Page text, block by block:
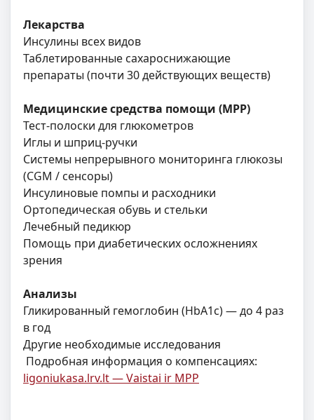
Лекарства
Инсулины всех видов
Таблетированные сахароснижающие
препараты (почти 30 действующих веществ)
Медицинские средства помощи (MPP)
Тест-полоски для глюкометров
Иглы и шприц-ручки
Системы непрерывного мониторинга глюкозы
(CGM / сенсоры)
Инсулиновые помпы и расходники
Ортопедическая обувь и стельки
Лечебный педикюр
Помощь при диабетических осложнениях
зрения
Анализы
Гликированный гемоглобин (HbA1c) — до 4 раз
в год
Другие необходимые исследования
Подробная информация о компенсациях:
ligoniukasa.lrv.lt — Vaistai ir MPP